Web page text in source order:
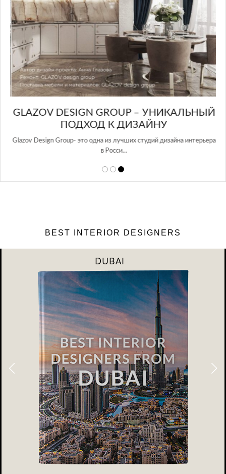
GLAZOV DESIGN GROUP – УНИКАЛЬНЫЙ
ПОДХОД К ДИЗАЙНУ
Glazov Design Group- это одна из лучших студий дизайна интерьера
в Росси…
BEST INTERIOR DESIGNERS
DUBAI